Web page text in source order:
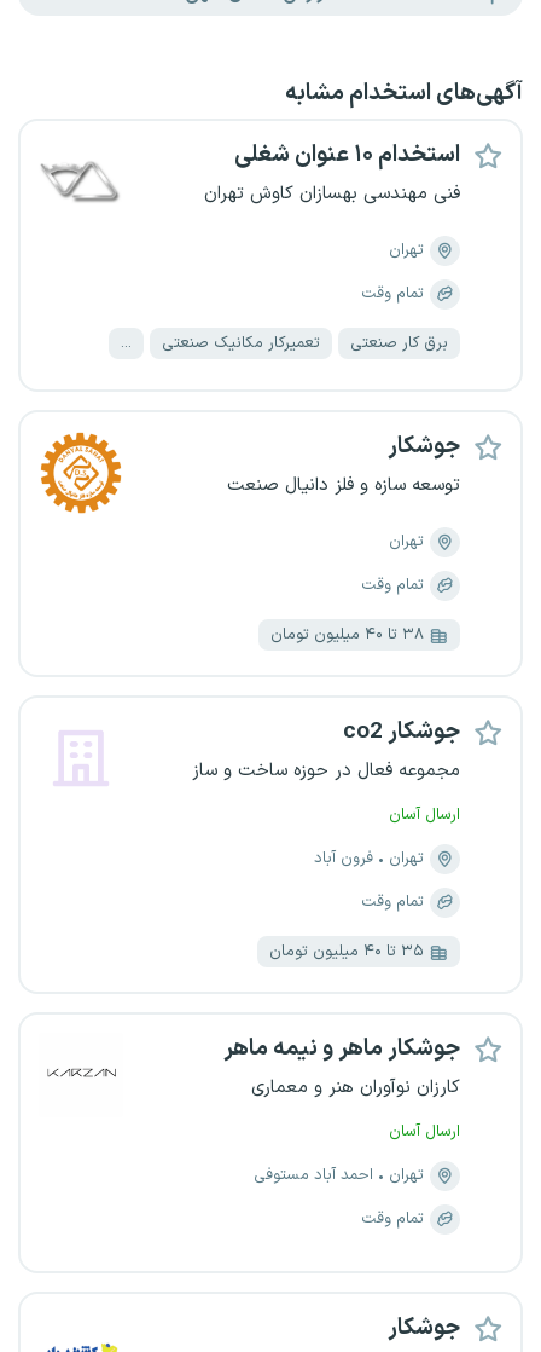
آگهی‌های استخدام مشابه
استخدام ۱۰ عنوان شغلی
فنی مهندسی بهسازان کاوش تهران
تهران
تمام وقت
برق کار صنعتی تعمیرکار مکانیک صنعتی ...
جوشکار
توسعه سازه و فلز دانیال صنعت
تهران
تمام وقت
۳۸ تا ۴۰ میلیون تومان
جوشکار co2
مجموعه فعال در حوزه ساخت و ساز
ارسال آسان
تهران
فرون آباد
تمام وقت
۳۵ تا ۴۰ میلیون تومان
جوشکار ماهر و نیمه ماهر
کارزان نوآوران هنر و معماری
ارسال آسان
تهران
احمد آباد مستوفی
تمام وقت
جوشکار